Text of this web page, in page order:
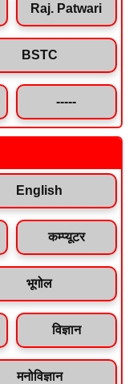
Raj. Patwari
BSTC
-----
English
कम्प्यूटर
भूगोल
विज्ञान
मनोविज्ञान